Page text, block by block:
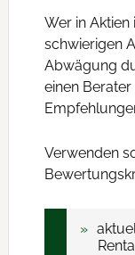
Wer in
schwierigen
Abwägung
einen
Verwenden